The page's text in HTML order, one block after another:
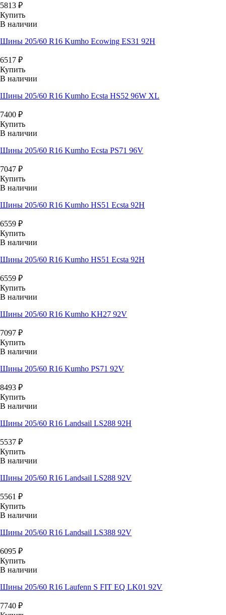
5813 ₽
Купить
В наличии
Шины 205/60 R16 Kumho Ecowing ES31 92H
6517 ₽
Купить
В наличии
Шины 205/60 R16 Kumho Ecsta HS52 96W XL
7400 ₽
Купить
В наличии
Шины 205/60 R16 Kumho Ecsta PS71 96V
7047 ₽
Купить
В наличии
Шины 205/60 R16 Kumho HS51 Ecsta 92H
6559 ₽
Купить
В наличии
Шины 205/60 R16 Kumho HS51 Ecsta 92H
6559 ₽
Купить
В наличии
Шины 205/60 R16 Kumho KH27 92V
7097 ₽
Купить
В наличии
Шины 205/60 R16 Kumho PS71 92V
8493 ₽
Купить
В наличии
Шины 205/60 R16 Landsail LS288 92H
5537 ₽
Купить
В наличии
Шины 205/60 R16 Landsail LS288 92V
5561 ₽
Купить
В наличии
Шины 205/60 R16 Landsail LS388 92V
6095 ₽
Купить
В наличии
Шины 205/60 R16 Laufenn S FIT EQ LK01 92V
7740 ₽